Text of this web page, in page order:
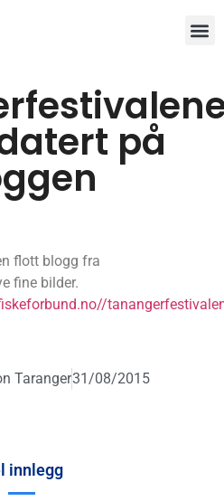
på
flott blogg fra
fine bilder.
Taranger31/08/2015
innlegg